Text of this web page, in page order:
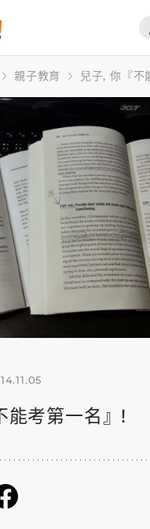
親子教育 兒子, 你『不
能考第一名』!